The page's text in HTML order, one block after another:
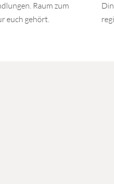
Raum zum
euch gehört.